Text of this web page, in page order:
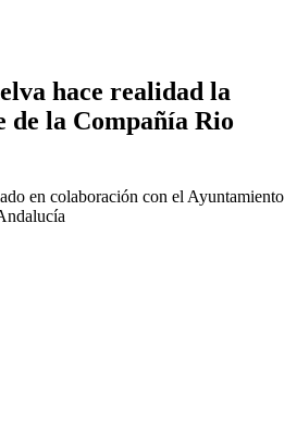
hace realidad la
de la Compañía Rio
en colaboración con el Ayuntamiento